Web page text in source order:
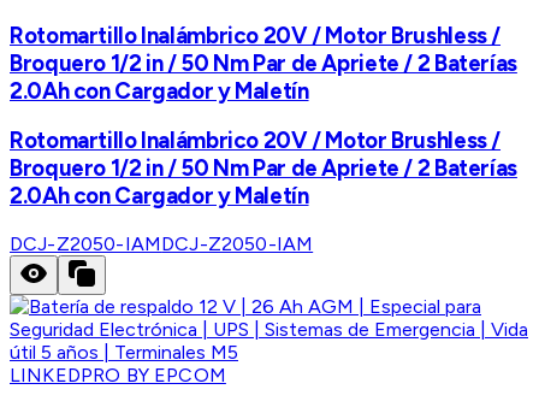
Rotomartillo Inalámbrico 20V / Motor Brushless /
Broquero 1/2 in / 50 Nm Par de Apriete / 2 Baterías
2.0Ah con Cargador y Maletín
Rotomartillo Inalámbrico 20V / Motor Brushless /
Broquero 1/2 in / 50 Nm Par de Apriete / 2 Baterías
2.0Ah con Cargador y Maletín
DCJ-Z2050-IAMDCJ-Z2050-IAM
LINKEDPRO BY EPCOM